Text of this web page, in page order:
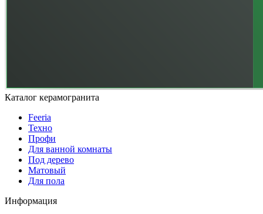
Каталог керамогранита
Feeria
Техно
Профи
Для ванной комнаты
Под дерево
Матовый
Для пола
Информация